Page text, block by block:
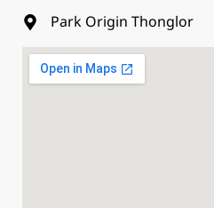
Park Origin Thonglor